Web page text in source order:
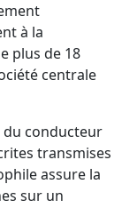
à la
plus de 18
centrale
du conducteur
transmises
assure la
sur un